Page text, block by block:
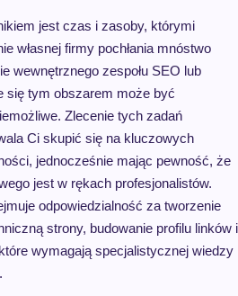
jest czas i zasoby, którymi
własnej firmy pochłania mnóstwo
wewnętrznego zespołu SEO lub
się tym obszarem może być
Zlecenie tych zadań
Ci skupić się na kluczowych
jednocześnie mając pewność, że
jest w rękach profesjonalistów.
odpowiedzialność za tworzenie
strony, budowanie profilu linków i
wymagają specjalistycznej wiedzy